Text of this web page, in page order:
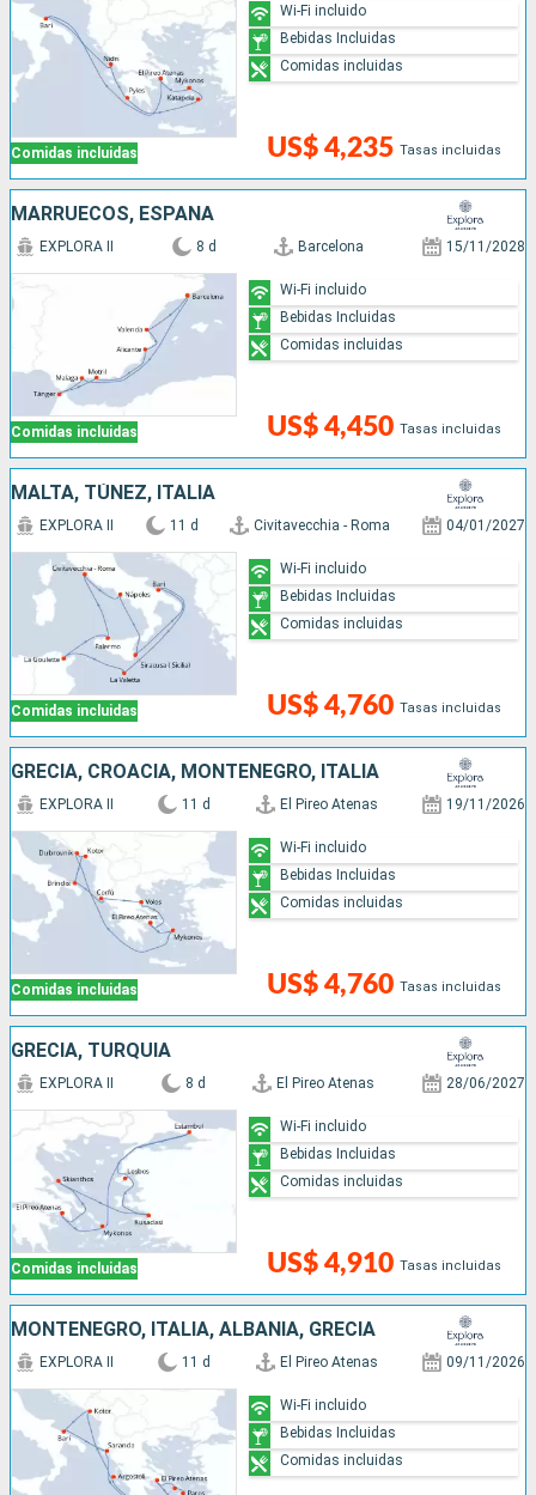
Comidas incluidas US$ 4,235 Tasas incluidas
Wi-Fi incluido
Bebidas Incluidas
Comidas incluidas
MARRUECOS, ESPAÑA
Comidas incluidas
EXPLORA II 8 d Barcelona 15/11/2028
US$ 4,450 Tasas incluidas
Wi-Fi incluido
Bebidas Incluidas
Comidas incluidas
MALTA, TÚNEZ, ITALIA
Comidas incluidas
EXPLORA II 11 d Civitavecchia - Roma 04/01/2027
US$ 4,760 Tasas incluidas
Wi-Fi incluido
Bebidas Incluidas
Comidas incluidas
GRECIA, CROACIA, MONTENEGRO, ITALIA
Comidas incluidas
EXPLORA II 11 d El Pireo Atenas 19/11/2026
US$ 4,760 Tasas incluidas
Wi-Fi incluido
Bebidas Incluidas
Comidas incluidas
GRECIA, TURQUÍA
Comidas incluidas
EXPLORA II 8 d El Pireo Atenas 28/06/2027
US$ 4,910 Tasas incluidas
Wi-Fi incluido
Bebidas Incluidas
Comidas incluidas
MONTENEGRO, ITALIA, ALBANIA, GRECIA
EXPLORA II 11 d El Pireo Atenas 09/11/2026
Wi-Fi incluido
Bebidas Incluidas
Comidas incluidas